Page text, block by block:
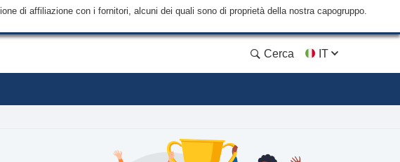
di affiliazione con i fornitori, alcuni dei quali sono di proprietà della nostra capogruppo.
Cerca IT